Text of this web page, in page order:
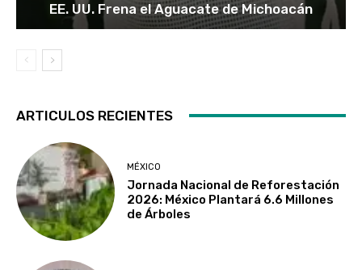
EE. UU. Frena el Aguacate de Michoacán
ARTICULOS RECIENTES
MÉXICO
Jornada Nacional de Reforestación
2026: México Plantará 6.6 Millones
de Árboles